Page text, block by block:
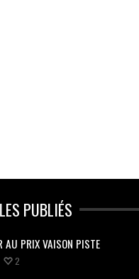
PUBLIÉS
AU PRIX VAISON PISTE
2